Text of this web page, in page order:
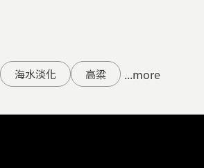
海水淡化 高粱 ...more